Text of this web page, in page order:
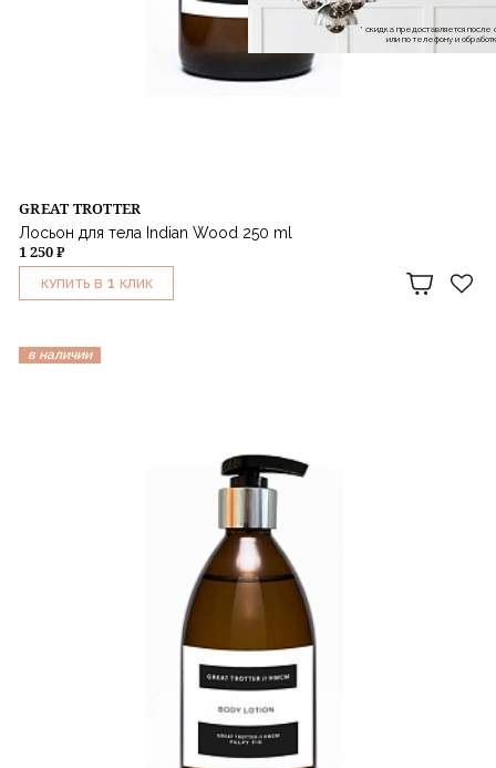
GREAT TROTTER
Лосьон для тела Indian Wood 250 ml
1 250 ₽
КУПИТЬ В 1 КЛИК
в наличии
* скидка предоставляется
или по телефону и